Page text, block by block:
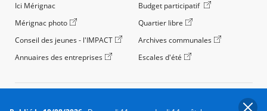
Ici Mérignac
Budget participatif
Mérignac photo
Quartier libre
Conseil des jeunes - l'IMPACT
Archives communales
Annuaires des entreprises
Escales d'été